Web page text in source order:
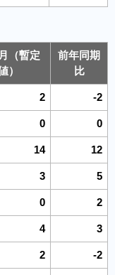
（暫定
）
前年同期
比
2 -2
0 0
14 12
3 5
0 2
4 3
2 -2